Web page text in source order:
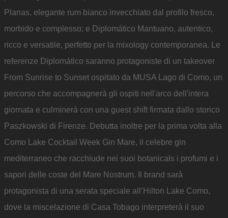
Planas, elegante rum bianco invecchiato dal profilo fresco,
morbido e complesso; e Diplomático Mantuano, autentico,
ricco e versatile, perfetto per la mixology contemporanea. Le
referenze Diplomático saranno protagoniste di un takeover
From Sunrise to Sunset ospitato da MUSA Lago di Como, un
percorso che accompagnerà gli ospiti nell'arco dell'intera
giornata e culminerà con una guest shift firmata dallo storico
Paszkowski di Firenze. Debutta inoltre per la prima volta alla
Como Lake Cocktail Week Gin Mare, il celebre gin
mediterraneo che racchiude nei suoi botanicals i profumi e i
sapori delle coste del Mare Nostrum. Il brand sarà
protagonista di una serata speciale all’Hilton Lake Como,
dove la miscelazione di Casa Tobago interpreterà il suo